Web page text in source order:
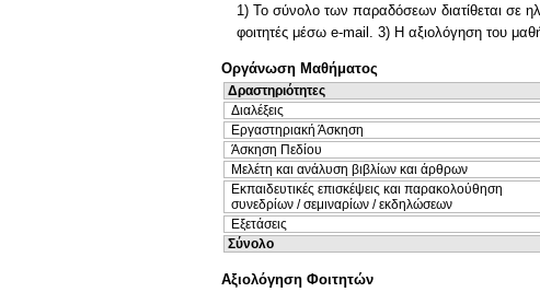
1) Το σύνολο των παραδόσεων διατίθεται σε
φοιτητές μέσω e-mail. 3) Η αξιολόγηση του
Οργάνωση Μαθήματος
Δραστηριότητες
Διαλέξεις
Εργαστηριακή Άσκηση
Άσκηση Πεδίου
Μελέτη και ανάλυση βιβλίων και άρθρων
Εκπαιδευτικές επισκέψεις και παρακολούθηση
συνεδρίων / σεμιναρίων / εκδηλώσεων
Εξετάσεις
Σύνολο
Αξιολόγηση Φοιτητών